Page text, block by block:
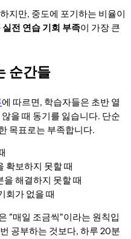
지만, 중도에 포기하는 비율이
실전 연습 기회 부족이 가장 큰
순간들
에 따르면, 학습자들은 초반 열
을 때 동기를 잃습니다. 단순
목표로는 부족합니다.
확보하지 못할 때
해결하지 못할 때
회가 없을 때
"매일 조금씩"이라는 원칙입
공부하는 것보다, 하루 20분